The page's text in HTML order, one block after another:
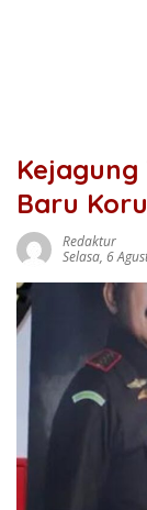
Baru
Redaktur
Selasa, 6